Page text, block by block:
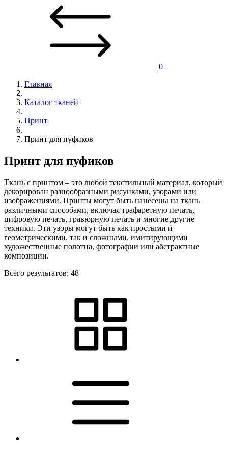
0
Главная
Каталог тканей
Принт
Принт для пуфиков
Принт для пуфиков
Ткань с принтом – это любой текстильный материал, который
декорирован разнообразными рисунками, узорами или
изображениями. Принты могут быть нанесены на ткань
различными способами, включая трафаретную печать,
цифровую печать, гравюрную печать и многие другие
техники. Эти узоры могут быть как простыми и
геометрическими, так и сложными, имитирующими
художественные полотна, фотографии или абстрактные
композиции.
Всего результатов: 48